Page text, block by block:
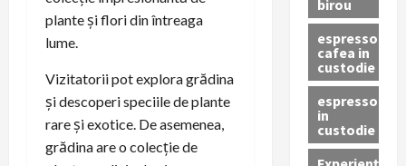
plante și flori din întreaga
lume.
Vizitatorii pot explora grădina
și descoperi speciile de plante
rare și exotice. De asemenea,
grădina are o colecție de
birou
espressor
cafea in
custodie
espressor
in
custodie